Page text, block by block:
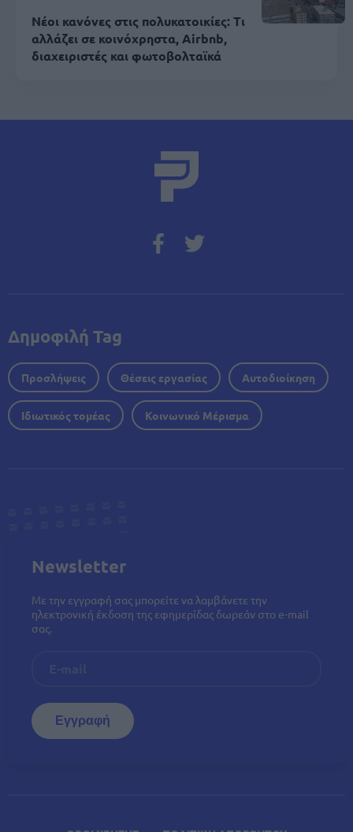
Νέοι κανόνες στις πολυκατοικίες: Τι
αλλάζει σε κοινόχρηστα, Airbnb,
διαχειριστές και φωτοβολταϊκά
Δημοφιλή Tag
Προσλήψεις Θέσεις εργασίας Αυτοδιοίκηση
Ιδιωτικός τομέας Κοινωνικό Μέρισμα
Newsletter
Με την εγγραφή σας μπορείτε να λαμβάνετε την
ηλεκτρονική έκδοση της εφημερίδας δωρεάν στο e-mail
σας.